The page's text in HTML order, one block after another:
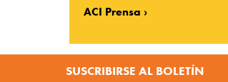
ACI Prensa
SUSCRIBIRSE AL BOLETÍN